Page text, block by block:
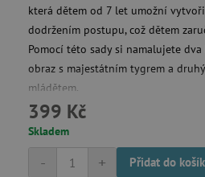
která dětem od 7 let umožní
dodržením postupu, což dětem
Pomocí této sady si namalujete dva
obraz s majestátním tygrem a
mládětem.
399 Kč
Skladem
+
- Přidat do
Nezbytně nutné
Analytické cookies
Funkční
základní funkce webových
přihlášení uživatele a správa